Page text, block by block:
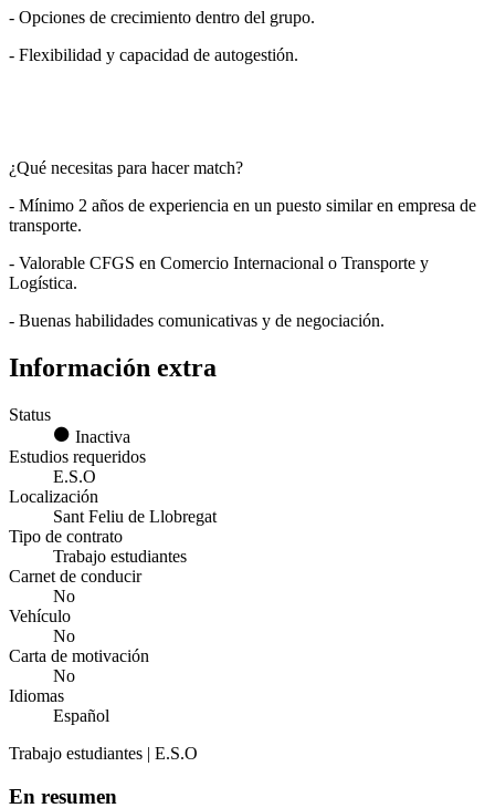
- Opciones de crecimiento dentro del grupo.
- Flexibilidad y capacidad de autogestión.
¿Qué necesitas para hacer match?
- Mínimo 2 años de experiencia en un puesto similar en empresa de
transporte.
- Valorable CFGS en Comercio Internacional o Transporte y
Logística.
- Buenas habilidades comunicativas y de negociación.
Información extra
Status
Inactiva
Estudios requeridos
E.S.O
Localización
Sant Feliu de Llobregat
Tipo de contrato
Trabajo estudiantes
Carnet de conducir
No
Vehículo
No
Carta de motivación
No
Idiomas
Español
Trabajo estudiantes | E.S.O
En resumen